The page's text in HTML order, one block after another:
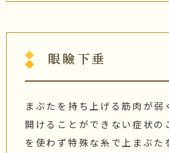
眼瞼下垂
まぶたを持ち上げる筋肉が弱
開けることができない症状の
を使わず特殊な糸で上まぶた